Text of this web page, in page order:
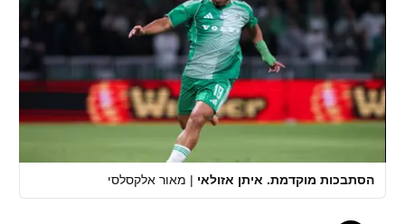
הסתבכות מוקדמת. איתן אזולאי | מאור אלקסלסי